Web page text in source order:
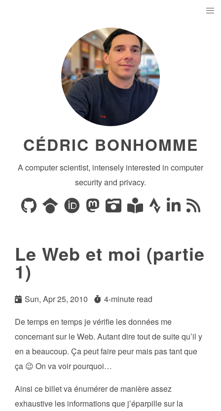
CÉDRIC BONHOMME
A computer scientist, intensely interested in computer
security and privacy.
Le Web et moi (partie
1)
Sun, Apr 25, 2010
4-minute read
De temps en temps je vérifie les données me
concernant sur le Web. Autant dire tout de suite qu’il y
en a beaucoup. Ça peut faire peur mais pas tant que
ça 😉 On va voir pourquoi…
Ainsi ce billet va énumérer de manière assez
exhaustive les informations que j’éparpille sur la